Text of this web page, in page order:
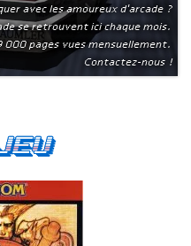
avec les amoureux d'arcade ?
se retrouvent ici chaque mois.
000 pages vues mensuellement.
Contactez-nous !